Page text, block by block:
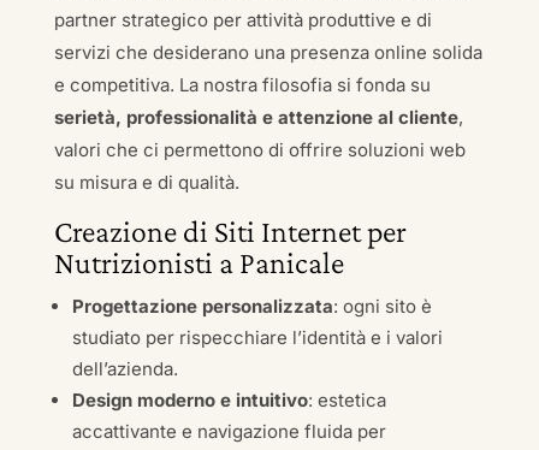
partner strategico per attività produttive e di
servizi che desiderano una presenza online solida
e competitiva. La nostra filosofia si fonda su
serietà, professionalità e attenzione al cliente,
valori che ci permettono di offrire soluzioni web
su misura e di qualità.
Creazione di Siti Internet per
Nutrizionisti a Panicale
Progettazione personalizzata: ogni sito è
studiato per rispecchiare l’identità e i valori
dell’azienda.
Design moderno e intuitivo: estetica
accattivante e navigazione fluida per